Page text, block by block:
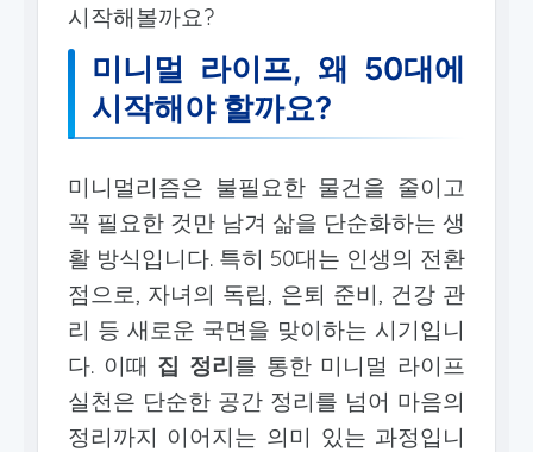
시작해볼까요?
미니멀 라이프, 왜 50대에
시작해야 할까요?
미니멀리즘은 불필요한 물건을 줄이고
꼭 필요한 것만 남겨 삶을 단순화하는 생
활 방식입니다. 특히 50대는 인생의 전환
점으로, 자녀의 독립, 은퇴 준비, 건강 관
리 등 새로운 국면을 맞이하는 시기입니
다. 이때 집 정리를 통한 미니멀 라이프
실천은 단순한 공간 정리를 넘어 마음의
정리까지 이어지는 의미 있는 과정입니